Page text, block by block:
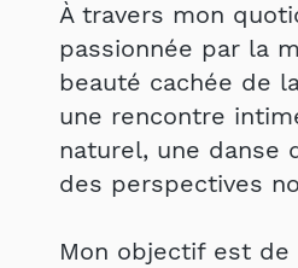
À travers mon
passionnée par la
beauté cachée de
une rencontre
naturel, une danse
des perspectives
Mon objectif est